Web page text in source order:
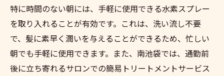
特に時間のない朝には、手軽に使用できる水素スプレー
を取り入れることが有効です。これは、洗い流し不要
で、髪に素早く潤いを与えることができるため、忙しい
朝でも手軽に使用できます。また、南池袋では、通勤前
後に立ち寄れるサロンでの簡易トリートメントサービス